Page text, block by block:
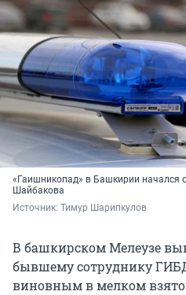
«Гаишникопад» в Башкирии начался
Шайбакова
Источник: Тимур Шарипкулов
В башкирском Мелеузе
бывшему сотруднику
виновным в мелком